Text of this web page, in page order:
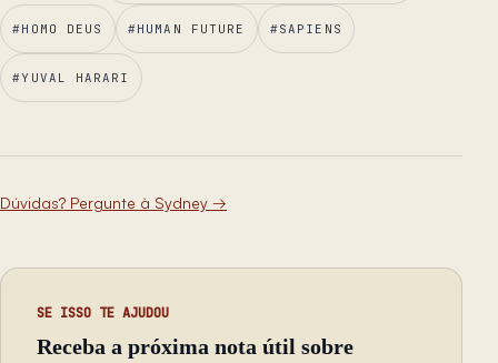
#HOMO DEUS #HUMAN FUTURE #SAPIENS
#YUVAL HARARI
Dúvidas? Pergunte à Sydney →
SE ISSO TE AJUDOU
Receba a próxima nota útil sobre